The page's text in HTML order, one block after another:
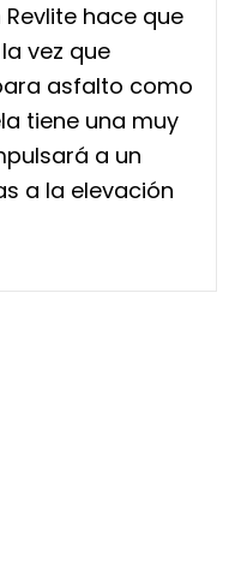
hace que
vez que
asfalto como
tiene una muy
a un
a la elevación